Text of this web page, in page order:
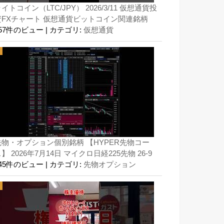
イトコイン（LTC/JPY） 2026/3/11 仮想通貨投
FXチャート 仮想通貨ビットコイン関連銘柄
件のビュー | カテゴリ: 仮想通貨
物・オプション個別銘柄 【HYPER先物コー
】 2026年7月14日 マイクロ日経225先物 26-9
件のビュー
カテゴリ: 先物オプション